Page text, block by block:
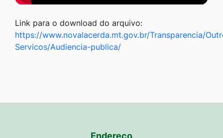
Link para o download do arquivo:
https://www.novalacerda.mt.gov.br/Transparencia/
Servicos/Audiencia-publica/
Endereço